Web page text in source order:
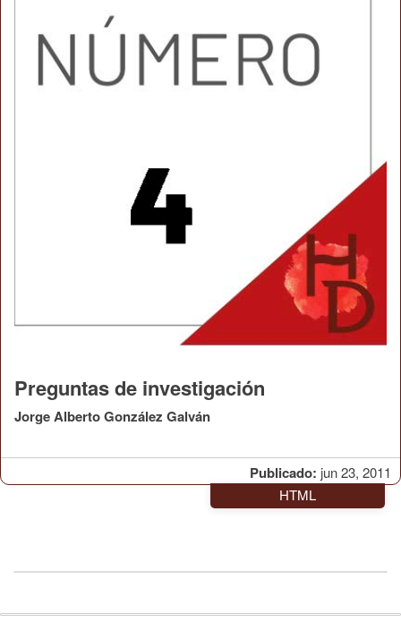
Publicado: jun 23, 2011
Preguntas de investigación
Jorge Alberto González Galván
HTML